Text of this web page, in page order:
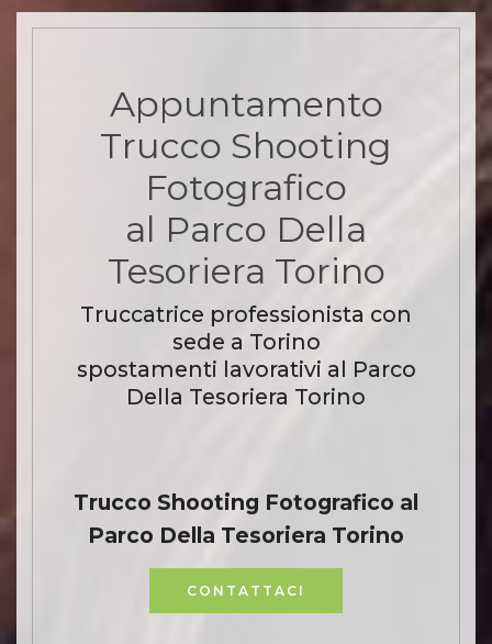
Appuntamento
Trucco Shooting
Fotografico
al Parco Della
Tesoriera Torino
Truccatrice professionista con
sede a Torino
spostamenti lavorativi al Parco
Della Tesoriera Torino
Trucco Shooting Fotografico al
Parco Della Tesoriera Torino
CONTATTACI